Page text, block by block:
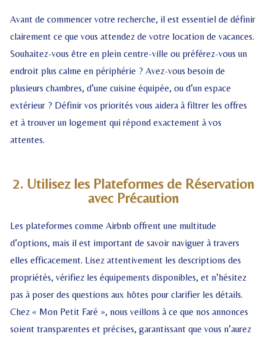
Avant de commencer votre recherche, il est essentiel de définir
clairement ce que vous attendez de votre location de vacances.
Souhaitez-vous être en plein centre-ville ou préférez-vous un
endroit plus calme en périphérie ? Avez-vous besoin de
plusieurs chambres, d’une cuisine équipée, ou d’un espace
extérieur ? Définir vos priorités vous aidera à filtrer les offres
et à trouver un logement qui répond exactement à vos
attentes.
2. Utilisez les Plateformes de Réservation
avec Précaution
Les plateformes comme Airbnb offrent une multitude
d’options, mais il est important de savoir naviguer à travers
elles efficacement. Lisez attentivement les descriptions des
propriétés, vérifiez les équipements disponibles, et n’hésitez
pas à poser des questions aux hôtes pour clarifier les détails.
Chez « Mon Petit Faré », nous veillons à ce que nos annonces
soient transparentes et précises, garantissant que vous n’aurez